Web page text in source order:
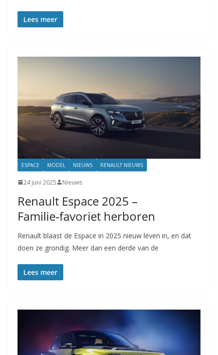
Lees meer
ESPACE MODEL NIEUWS RENAULT NIEUWS
24 juni 2025 Nieuws
Renault Espace 2025 –
Familie‑favoriet herboren
Renault blaast de Espace in 2025 nieuw leven in, en dat
doen ze grondig. Meer dan een derde van de
Lees meer